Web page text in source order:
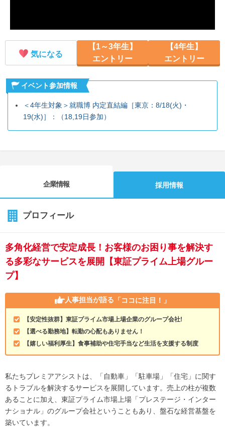
気になる
【1～3年生】
エントリー
【4年生】
エントリー
イベント参加情報
＜4年生対象＞就職博 内定直結編［東京：8/18(火)・
19(水)］：（18,19日参加）
企業情報 採用情報
プロフィール
多角化経営で安定成長！お客様のお困り事を解決す
る多彩なサービスを展開【東証プライム上場グルー
プ】
人事担当が語る 「ココに注目！」
【安定性抜群】東証プライム市場上場企業のグループ会社!
【選べる勤務地】転勤の心配もありません！
【嬉しい福利厚生】食事補助や住宅手当など生活を支援する制度
私たちプレミアアシストは、「自動車」「駐車場」「住宅」に関す
るトラブルを解決するサービスを展開しています。売上の柱が複数
あることに加え、東証プライム市場上場「プレステージ・インター
ナショナル」のグループ会社ということもあり、盤石な経営基盤を
築いています。